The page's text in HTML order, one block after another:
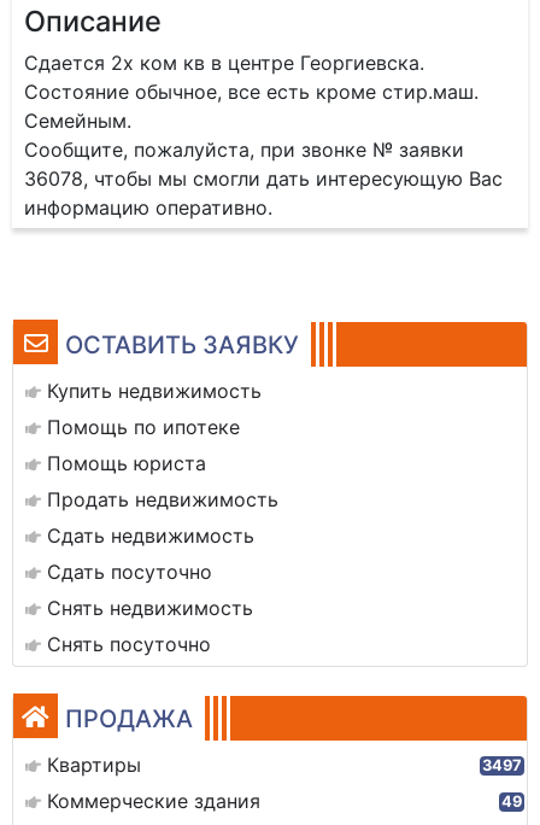
ОСТАВИТЬ ЗАЯВКУ
Купить недвижимость
Помощь по ипотеке
Помощь юриста
Продать недвижимость
Сдать недвижимость
Сдать посуточно
Снять недвижимость
Снять посуточно
ПРОДАЖА
Квартиры 3497
Коммерческие здания 49
Описание
Сдается 2х ком кв в центре Георгиевска.
Состояние обычное, все есть кроме стир.маш.
Семейным.
Сообщите, пожалуйста, при звонке № заявки
36078, чтобы мы смогли дать интересующую Вас
информацию оперативно.